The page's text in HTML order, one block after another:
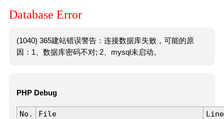
Database Error
(1040) 365建站错误警告：连接数据库失败，可能的原
因：1、数据库密码不对; 2、mysql未启动。
PHP Debug
No. File
Line